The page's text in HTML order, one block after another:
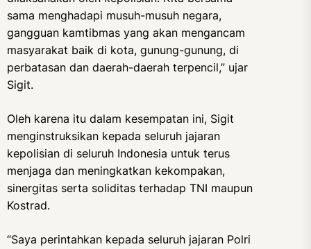
sama menghadapi musuh-musuh negara,
gangguan kamtibmas yang akan mengancam
masyarakat baik di kota, gunung-gunung, di
perbatasan dan daerah-daerah terpencil,” ujar
Sigit.
Oleh karena itu dalam kesempatan ini, Sigit
menginstruksikan kepada seluruh jajaran
kepolisian di seluruh Indonesia untuk terus
menjaga dan meningkatkan kekompakan,
sinergitas serta soliditas terhadap TNI maupun
Kostrad.
“Saya perintahkan kepada seluruh jajaran Polri